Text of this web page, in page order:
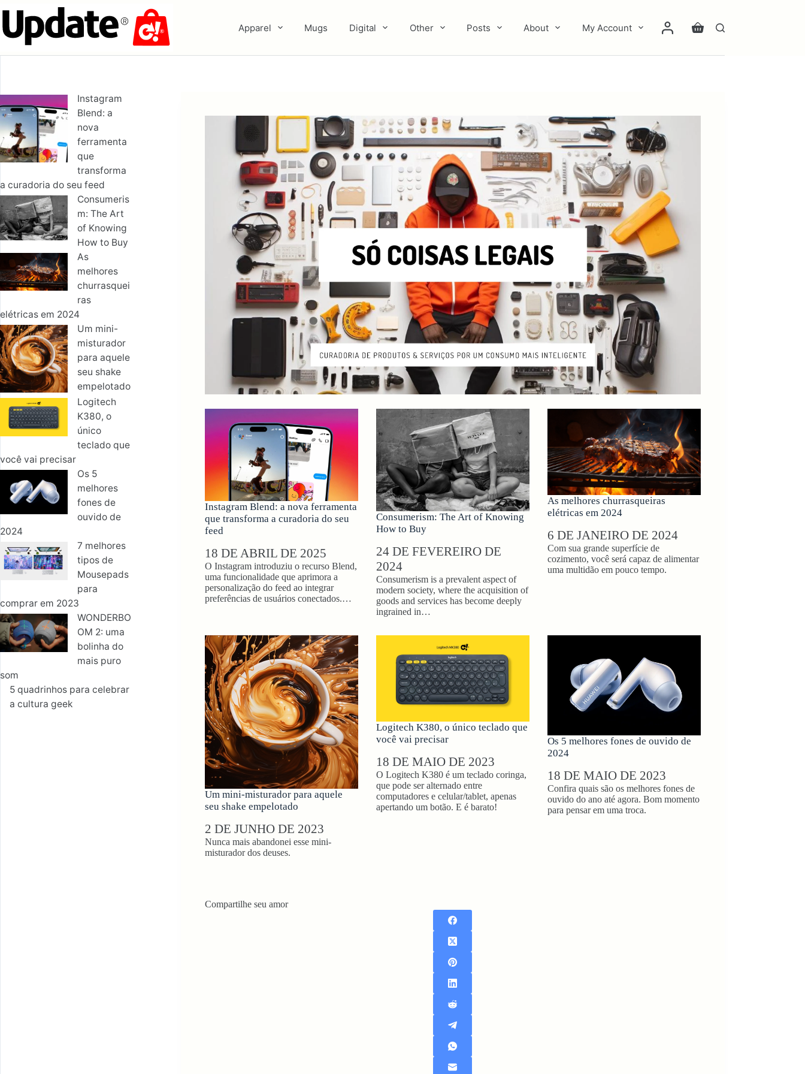
o
conteúdo
Apparel Mugs Digital Other Posts About My Account Carrinho
Instagram Blend: a nova ferramenta
que transforma a curadoria do seu
feed
18 DE ABRIL DE 2025
O Instagram introduziu o recurso Blend,
uma funcionalidade que aprimora a
personalização do feed ao integrar
preferências de usuários conectados.…
Consumerism: The Art of Knowing
How to Buy
24 DE FEVEREIRO DE
2024
Consumerism is a prevalent aspect of
modern society, where the acquisition of
goods and services has become deeply
ingrained in…
As melhores churrasqueiras
elétricas​ em 2024
6 DE JANEIRO DE 2024
Com sua grande superfície de
cozimento, você será capaz de alimentar
uma multidão em pouco tempo.
Um mini-misturador para aquele
seu shake empelotado
2 DE JUNHO DE 2023
Nunca mais abandonei esse mini-
misturador dos deuses.
Logitech K380, o único teclado que
você vai precisar
18 DE MAIO DE 2023
O Logitech K380 é um teclado coringa,
que pode ser alternado entre
computadores e celular/tablet, apenas
apertando um botão. E é barato!
Os 5 melhores fones de ouvido de
2024
18 DE MAIO DE 2023
Confira quais são os melhores fones de
ouvido do ano até agora. Bom momento
para pensar em uma troca.
Compartilhe seu amor
Instagram
Blend: a
nova
ferramenta
que
transforma
a curadoria do seu feed
Consumeris
m: The Art
of Knowing
How to Buy
As
melhores
churrasquei
ras
elétricas​ em 2024
Um mini-
misturador
para aquele
seu shake
empelotado
Logitech
K380, o
único
teclado que
você vai precisar
Os 5
melhores
fones de
ouvido de
2024
7 melhores
tipos de
Mousepads
para
comprar em 2023
WONDERBO
OM 2: uma
bolinha do
mais puro
som
5 quadrinhos para celebrar
a cultura geek